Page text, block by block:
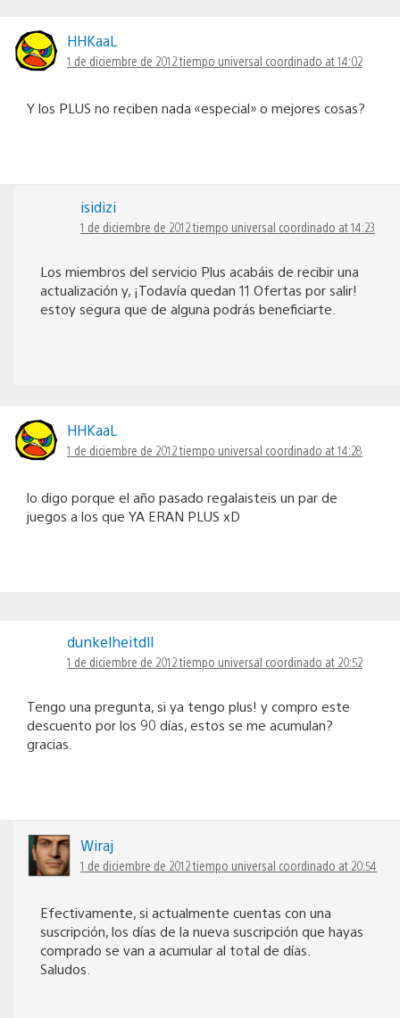
HHKaaL
1 de diciembre de 2012 tiempo universal coordinado at 14:02
Y los PLUS no reciben nada «especial» o mejores cosas?
isidizi
1 de diciembre de 2012 tiempo universal coordinado at 14:23
Los miembros del servicio Plus acabáis de recibir una
actualización y, ¡Todavía quedan 11 Ofertas por salir!
estoy segura que de alguna podrás beneficiarte.
HHKaaL
1 de diciembre de 2012 tiempo universal coordinado at 14:28
lo digo porque el año pasado regalaisteis un par de
juegos a los que YA ERAN PLUS xD
dunkelheitdll
1 de diciembre de 2012 tiempo universal coordinado at 20:52
Tengo una pregunta, si ya tengo plus! y compro este
descuento por los 90 días, estos se me acumulan?
gracias.
Wiraj
1 de diciembre de 2012 tiempo universal coordinado at 20:54
Efectivamente, si actualmente cuentas con una
suscripción, los días de la nueva suscripción que hayas
comprado se van a acumular al total de días.
Saludos.